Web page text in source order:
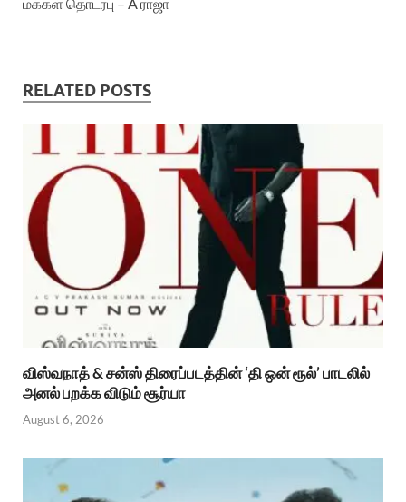
RELATED POSTS
விஸ்வநாத் & சன்ஸ் திரைப்படத்தின் ‘தி ஒன் ரூல்’ பாடலில்
அனல் பறக்க விடும் சூர்யா
August 6, 2026